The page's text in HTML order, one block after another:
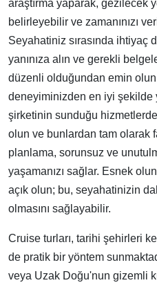
araştırma yaparak, gezilecek
belirleyebilir ve zamanınızı
Seyahatiniz sırasında ihtiyaç
yanınıza alın ve gerekli
düzenli olduğundan emin
deneyiminizden en iyi şekilde
şirketinin sunduğu
olun ve bunlardan tam olarak
planlama, sorunsuz ve
yaşamanızı sağlar. Esnek
açık olun; bu, seyahatinizin
olmasını sağlayabilir.
Cruise turları, tarihi şehirleri
de pratik bir yöntem
veya Uzak Doğu'nun gizemli